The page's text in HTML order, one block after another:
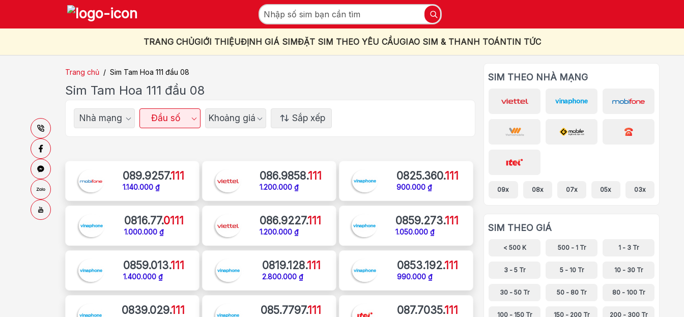
TRANG CHỦGIỚI THIỆUĐỊNH GIÁ SIMĐẶT SIM THEO YÊU CẦUGIAO SIM & THANH TOÁNTIN TỨC
Trang chủ / Sim Tam Hoa 111 đầu 08
Sim Tam Hoa 111 đầu 08
Nhà mạng Đầu số Khoảng giá Sắp xếp
089.9257.111
1.140.000 ₫
086.9858.111
1.200.000 ₫
0825.360.111
900.000 ₫
0816.77.0111
1.000.000 ₫
086.9227.111
1.200.000 ₫
0859.273.111
1.050.000 ₫
0859.013.111
1.400.000 ₫
0819.128.111
2.800.000 ₫
0853.192.111
990.000 ₫
0839.029.111 085.7797.111 087.7035.111
SIM THEO NHÀ MẠNG
09x 08x 07x 05x 03x
SIM THEO GIÁ
< 500 K 500 - 1 Tr 1 - 3 Tr
3 - 5 Tr 5 - 10 Tr 10 - 30 Tr
30 - 50 Tr 50 - 80 Tr 80 - 100 Tr
100 - 150 Tr 150 - 200 Tr 200 - 300 Tr